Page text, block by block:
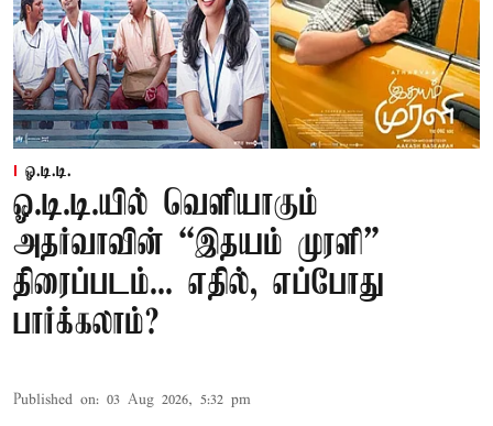
ஓ.டி.டி.
ஓ.டி.டி.யில் வெளியாகும்
அதர்வாவின் “இதயம் முரளி”
திரைப்படம்... எதில், எப்போது
பார்க்கலாம்?
Published on: 03 Aug 2026, 5:32 pm